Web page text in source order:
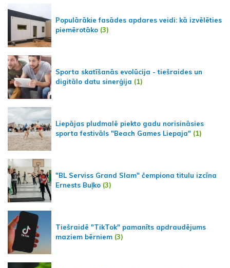
Populārākie fasādes apdares veidi: kā izvēlēties
piemērotāko (3)
Sporta skatīšanās evolūcija - tiešraides un
digitālo datu sinerģija (1)
Liepājas pludmalē piekto gadu norisināsies
sporta festivāls "Beach Games Liepaja" (1)
"BL Serviss Grand Slam" čempiona titulu izcīna
Ernests Buļko (3)
Tiešraidē "TikTok" pamanīts apdraudējums
maziem bērniem (3)